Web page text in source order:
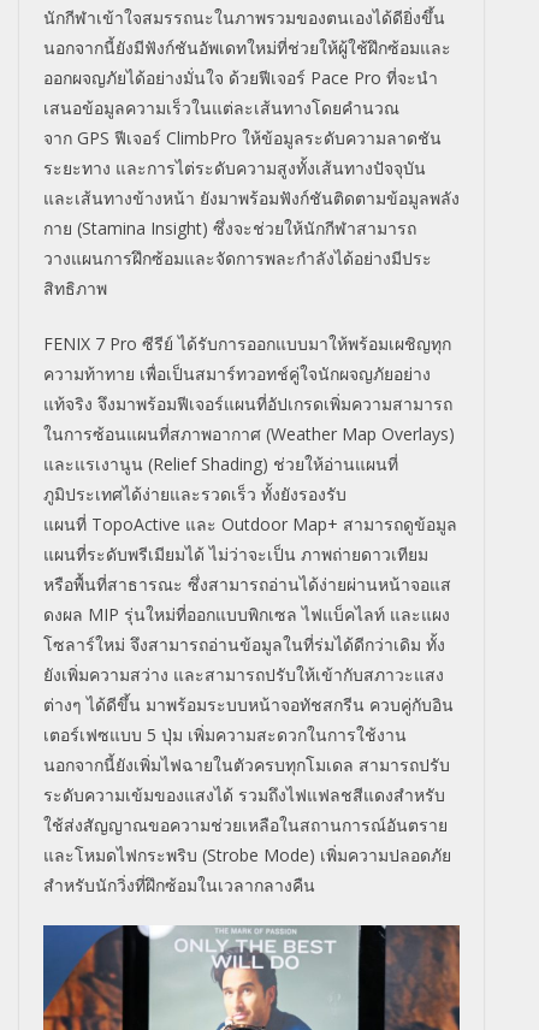
นักกีฬาเข้าใจสมรรถนะในภาพรวมของตนเองได้ดียิ่งขึ้น
นอกจากนี้ยังมีฟังก์ชันอัพเดทใหม่ที่ช่วยให้ผู้ใช้ฝึกซ้อมและ
ออกผจญภัยได้อย่างมั่นใจ ด้วยฟีเจอร์ Pace Pro ที่จะนำ
เสนอข้อมูลความเร็วในแต่ละเส้นทางโดยคำนวณ
จาก GPS ฟีเจอร์ ClimbPro ให้ข้อมูลระดับความลาดชัน
ระยะทาง และการไต่ระดับความสูงทั้งเส้นทางปัจจุบัน
และเส้นทางข้างหน้า ยังมาพร้อมฟังก์ชันติดตามข้อมูลพลัง
กาย (Stamina Insight) ซึ่งจะช่วยให้นักกีฬาสามารถ
วางแผนการฝึกซ้อมและจัดการพละกำลังได้อย่างมีประ
สิทธิภาพ
FENIX 7 Pro ซีรีย์ ได้รับการออกแบบมาให้พร้อมเผชิญทุก
ความท้าทาย เพื่อเป็นสมาร์ทวอทช์คู่ใจนักผจญภัยอย่าง
แท้จริง จึงมาพร้อมฟีเจอร์แผนที่อัปเกรดเพิ่มความสามารถ
ในการซ้อนแผนที่สภาพอากาศ (Weather Map Overlays)
และแรเงานูน (Relief Shading) ช่วยให้อ่านแผนที่
ภูมิประเทศได้ง่ายและรวดเร็ว ทั้งยังรองรับ
แผนที่ TopoActive และ Outdoor Map+ สามารถดูข้อมูล
แผนที่ระดับพรีเมียมได้ ไม่ว่าจะเป็น ภาพถ่ายดาวเทียม
หรือพื้นที่สาธารณะ ซึ่งสามารถอ่านได้ง่ายผ่านหน้าจอแส
ดงผล MIP รุ่นใหม่ที่ออกแบบพิกเซล ไฟแบ็คไลท์ และแผง
โซลาร์ใหม่ จึงสามารถอ่านข้อมูลในที่ร่มได้ดีกว่าเดิม ทั้ง
ยังเพิ่มความสว่าง และสามารถปรับให้เข้ากับสภาวะแสง
ต่างๆ ได้ดีขึ้น มาพร้อมระบบหน้าจอทัชสกรีน ควบคู่กับอิน
เตอร์เฟซแบบ 5 ปุ่ม เพิ่มความสะดวกในการใช้งาน
นอกจากนี้ยังเพิ่มไฟฉายในตัวครบทุกโมเดล สามารถปรับ
ระดับความเข้มของแสงได้ รวมถึงไฟแฟลชสีแดงสำหรับ
ใช้ส่งสัญญาณขอความช่วยเหลือในสถานการณ์อันตราย
และโหมดไฟกระพริบ (Strobe Mode) เพิ่มความปลอดภัย
สำหรับนักวิ่งที่ฝึกซ้อมในเวลากลางคืน